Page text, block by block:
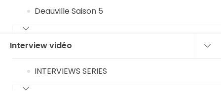
Deauville Saison 5
Interview vidéo
INTERVIEWS SERIES